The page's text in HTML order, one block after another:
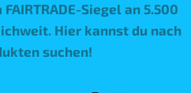
Siegel an 5.500
Hier kannst du nach
suchen!